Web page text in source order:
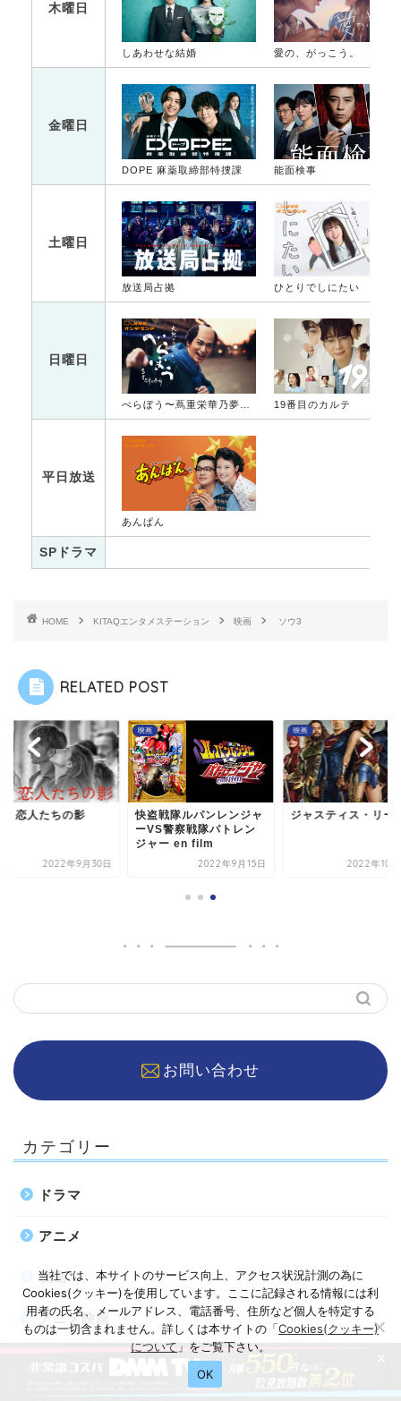
木曜日
しあわせな結婚 愛の、がっこう。
金曜日
DOPE 麻薬取締部特捜課 能面検事
土曜日
放送局占拠 ひとりでしにたい
日曜日
べらぼう〜蔦重栄華乃夢噺〜 19番目のカルテ
平日放送
あんぱん
SPドラマ
HOME KITAQエンタメステーション 映画 ソウ3
RELATED POST
、恋人たちの影
2022年9月30日
映画
快盗戦隊ルパンレンジャ
ーVS警察戦隊パトレン
ジャー en film
2022年9月15日
映画
ジャスティス・リー
2022年10
お問い合わせ
カテゴリー
ドラマ
アニメ
映画
アニメ映画
当社では、本サイトのサービス向上、アクセス状況計測の為に
Cookies(クッキー)を使用しています。ここに記録される情報には利
用者の氏名、メールアドレス、電話番号、住所など個人を特定する
ものは一切含まれません。詳しくは本サイトの「Cookies(クッキー)
について 」をご覧下さい。
OK